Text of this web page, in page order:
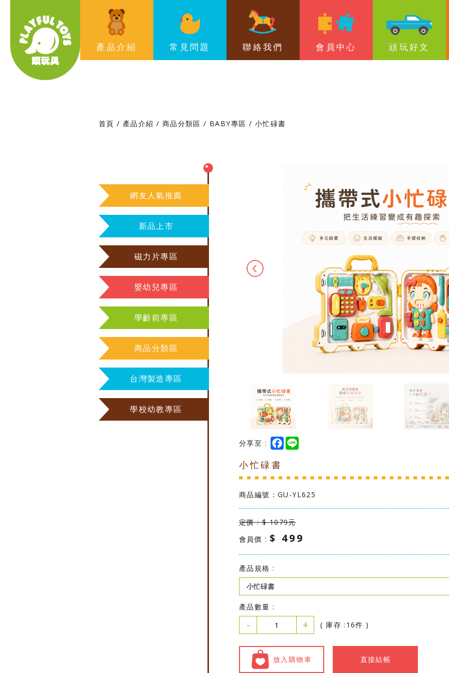
Playful Toys 頑‧玩具
產品介紹 常見問題 聯絡我們 會員中心 頑玩好文
首頁 產品介紹 商品分類區 BABY專區 小忙碌書
網友人氣推薦
新品上市
磁力片專區
嬰幼兒專區
學齡前專區
商品分類區
台灣製造專區
學校幼教專區
分享至 :
F
a
o
k
小忙碌書
商品編號： GU-YL625
定價 : $ 1079元
會員價 :$ 499
產品規格 :
產品數量 :
- + ( 庫存 :16件 )
放入購物車 直接結帳